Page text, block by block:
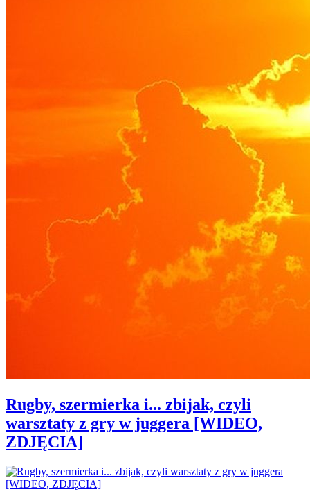
Rugby, szermierka i... zbijak, czyli
warsztaty z gry w juggera [WIDEO,
ZDJĘCIA]